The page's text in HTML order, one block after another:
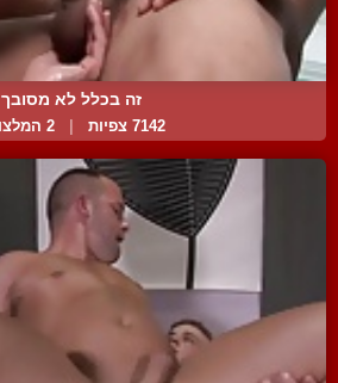
זה בכלל לא מסובך
7142 צפיות 2 המלצות